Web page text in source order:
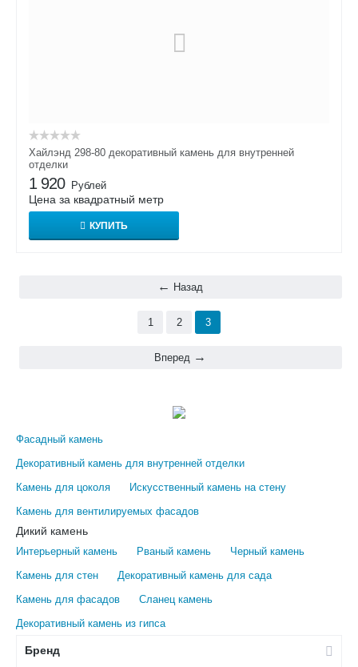
Хайлэнд 298-80 декоративный камень для внутренней
отделки
1 920 Рублей
Цена за квадратный метр
КУПИТЬ
Назад
1 2 3
Вперед
Фасадный камень
Декоративный камень для внутренней отделки
Камень для цоколя
Искусственный камень на стену
Камень для вентилируемых фасадов
Дикий камень
Интерьерный камень Рваный камень
Черный камень
Камень для стен
Декоративный камень для сада
Камень для фасадов
Сланец камень
Декоративный камень из гипса
Бренд